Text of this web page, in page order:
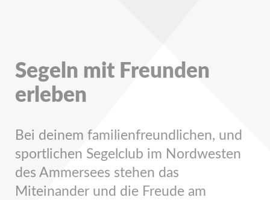
Segeln mit Freunden
erleben
Bei deinem familienfreundlichen, und
sportlichen Segelclub im Nordwesten
des Ammersees stehen das
Miteinander und die Freude am